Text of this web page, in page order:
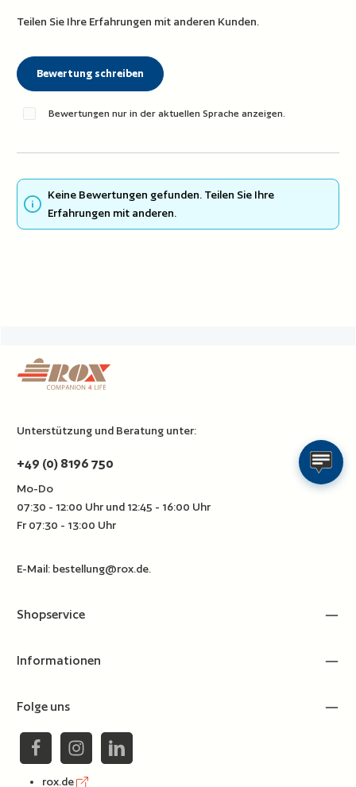
Teilen Sie Ihre Erfahrungen mit anderen Kunden.
Bewertung schreiben
Bewertungen nur in der aktuellen Sprache anzeigen.
Keine Bewertungen gefunden. Teilen Sie Ihre
Erfahrungen mit anderen.
Unterstützung und Beratung unter:
+49 (0) 8196 750
Mo-Do
07:30 - 12:00 Uhr und 12:45 - 16:00 Uhr
Fr 07:30 - 13:00 Uhr
E-Mail: bestellung@rox.de.
Shopservice
Informationen
Folge uns
rox.de